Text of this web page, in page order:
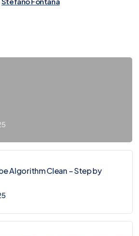
Algorithm Clean – Step by